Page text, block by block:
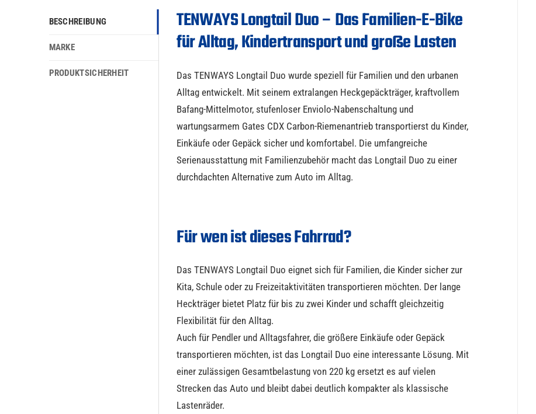
BESCHREIBUNG
MARKE
PRODUKTSICHERHEIT
TENWAYS Longtail Duo – Das Familien-E-Bike
für Alltag, Kindertransport und große Lasten
Das TENWAYS Longtail Duo wurde speziell für Familien und den urbanen
Alltag entwickelt. Mit seinem extralangen Heckgepäckträger, kraftvollem
Bafang-Mittelmotor, stufenloser Enviolo-Nabenschaltung und
wartungsarmem Gates CDX Carbon-Riemenantrieb transportierst du Kinder,
Einkäufe oder Gepäck sicher und komfortabel. Die umfangreiche
Serienausstattung mit Familienzubehör macht das Longtail Duo zu einer
durchdachten Alternative zum Auto im Alltag.
Für wen ist dieses Fahrrad?
Das TENWAYS Longtail Duo eignet sich für Familien, die Kinder sicher zur
Kita, Schule oder zu Freizeitaktivitäten transportieren möchten. Der lange
Heckträger bietet Platz für bis zu zwei Kinder und schafft gleichzeitig
Flexibilität für den Alltag.
Auch für Pendler und Alltagsfahrer, die größere Einkäufe oder Gepäck
transportieren möchten, ist das Longtail Duo eine interessante Lösung. Mit
einer zulässigen Gesamtbelastung von 220 kg ersetzt es auf vielen
Strecken das Auto und bleibt dabei deutlich kompakter als klassische
Lastenräder.